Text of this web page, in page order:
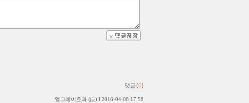
댓글(0)
얼그레이효과 ( ) l 2016-04-08 17:58